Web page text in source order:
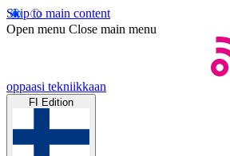
Skip to main content
Open menu Close main menu
oppaasi tekniikkaan
FI Edition